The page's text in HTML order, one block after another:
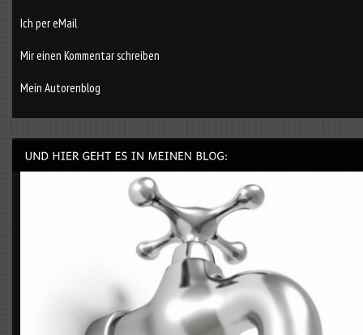
Ich per eMail
Mir einen Kommentar schreiben
Mein Autorenblog